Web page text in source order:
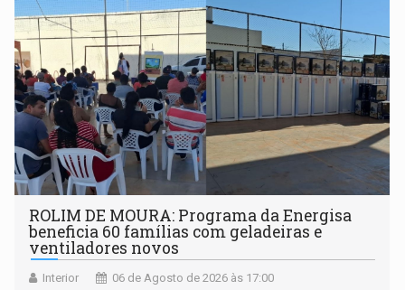
ROLIM DE MOURA: Programa da Energisa
beneficia 60 famílias com geladeiras e
ventiladores novos
Interior 06 de Agosto de 2026 às 17:00